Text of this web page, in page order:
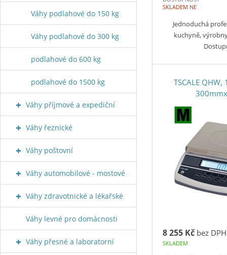
SKLADEM NE
Jednoduchá
kuchyně,
TSCALE
8 255 Kč bez DPH
SKLADEM
Váhy podlahové do 150 kg
Váhy podlahové do 300 kg
podlahové do 600 kg
podlahové do 1500 kg
Váhy příjmové a expediční
Váhy řeznické
Váhy poštovní
Váhy automobilové - mostové
Váhy zdravotnické a lékařské
Váhy levné pro domácnosti
Váhy přesné a laboratorní